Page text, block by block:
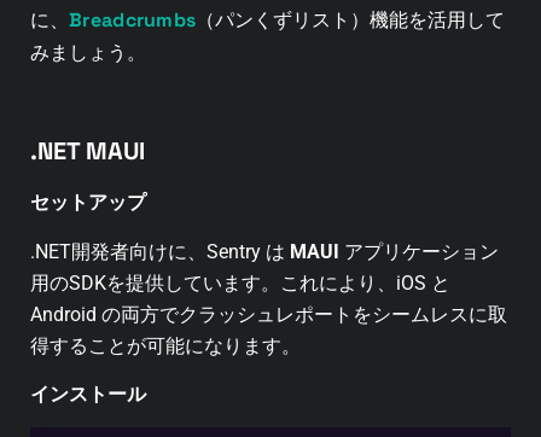
に、 Breadcrumbs （パンくずリスト）機能を活用して
みましょう。
.NET MAUI
セットアップ
.NET開発者向けに、Sentry は MAUI アプリケーション
用のSDKを提供しています。これにより、iOS と
Android の両方でクラッシュレポートをシームレスに取
得することが可能になります。
インストール